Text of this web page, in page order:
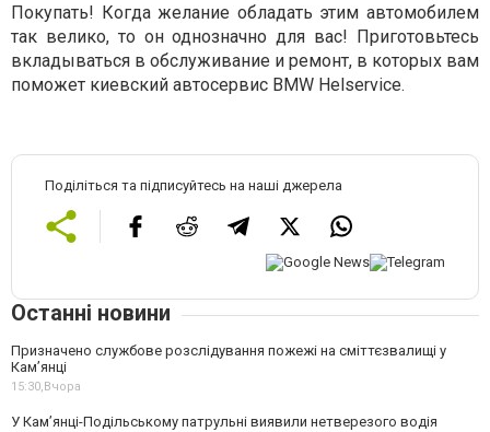
Покупать! Когда желание обладать этим автомобилем
так велико, то он однозначно для вас! Приготовьтесь
вкладываться в обслуживание и ремонт, в которых вам
поможет киевский автосервис BMW Helservice.
Поділіться та підписуйтесь на наші джерела
Останні новини
Призначено службове розслідування пожежі на сміттєзвалищі у
Кам’янці
15:30, Вчора
У Кам’янці-Подільському патрульні виявили нетверезого водія